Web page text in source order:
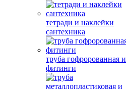
тетради и наклейки
сантехника
труба гофророванная и
фитинги